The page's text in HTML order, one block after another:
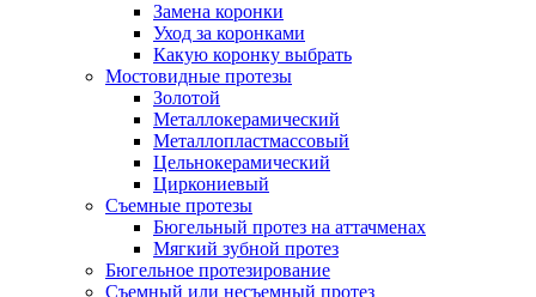
Замена коронки
Уход за коронками
Какую коронку выбрать
Мостовидные протезы
Золотой
Металлокерамический
Металлопластмассовый
Цельнокерамический
Циркониевый
Съемные протезы
Бюгельный протез на аттачменах
Мягкий зубной протез
Бюгельное протезирование
Съемный или несъемный протез